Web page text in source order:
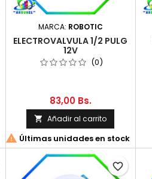
MARCA: ROBOTIC
ELECTROVALVULA 1/2 PULG
12V
(0)
83,00 Bs.
 Añadir al carrito
 Últimas unidades en stock
favorite_border